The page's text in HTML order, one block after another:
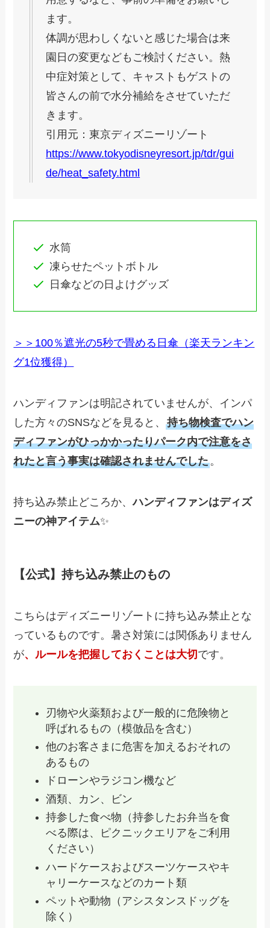
ます。
体調が思わしくないと感じた場合は来
園日の変更などもご検討ください。熱
中症対策として、キャストもゲストの
皆さんの前で水分補給をさせていただ
きます。
引用元：東京ディズニーリゾート
https://www.tokyodisneyresort.jp/tdr/gui
de/heat_safety.html
水筒
凍らせたペットボトル
日傘などの日よけグッズ
＞＞100％遮光の5秒で畳める日傘（楽天ランキン
グ1位獲得）
ハンディファンは明記されていませんが、インパ
した方々のSNSなどを見ると、持ち物検査でハン
ディファンがひっかかったりパーク内で注意をさ
れたと言う事実は確認されませんでした。
持ち込み禁止どころか、ハンディファンはディズ
ニーの神アイテム✨
【公式】持ち込み禁止のもの
こちらはディズニーリゾートに持ち込み禁止とな
っているものです。暑さ対策には関係ありません
が、ルールを把握しておくことは大切 です。
刃物や火薬類および一般的に危険物と
呼ばれるもの（模倣品を含む）
他のお客さまに危害を加えるおそれの
あるもの
ドローンやラジコン機など
酒類、カン、ビン
持参した食べ物（持参したお弁当を食
べる際は、ピクニックエリアをご利用
ください）
ハードケースおよびスーツケースやキ
ャリーケースなどのカート類
ペットや動物（アシスタンスドッグを
除く）